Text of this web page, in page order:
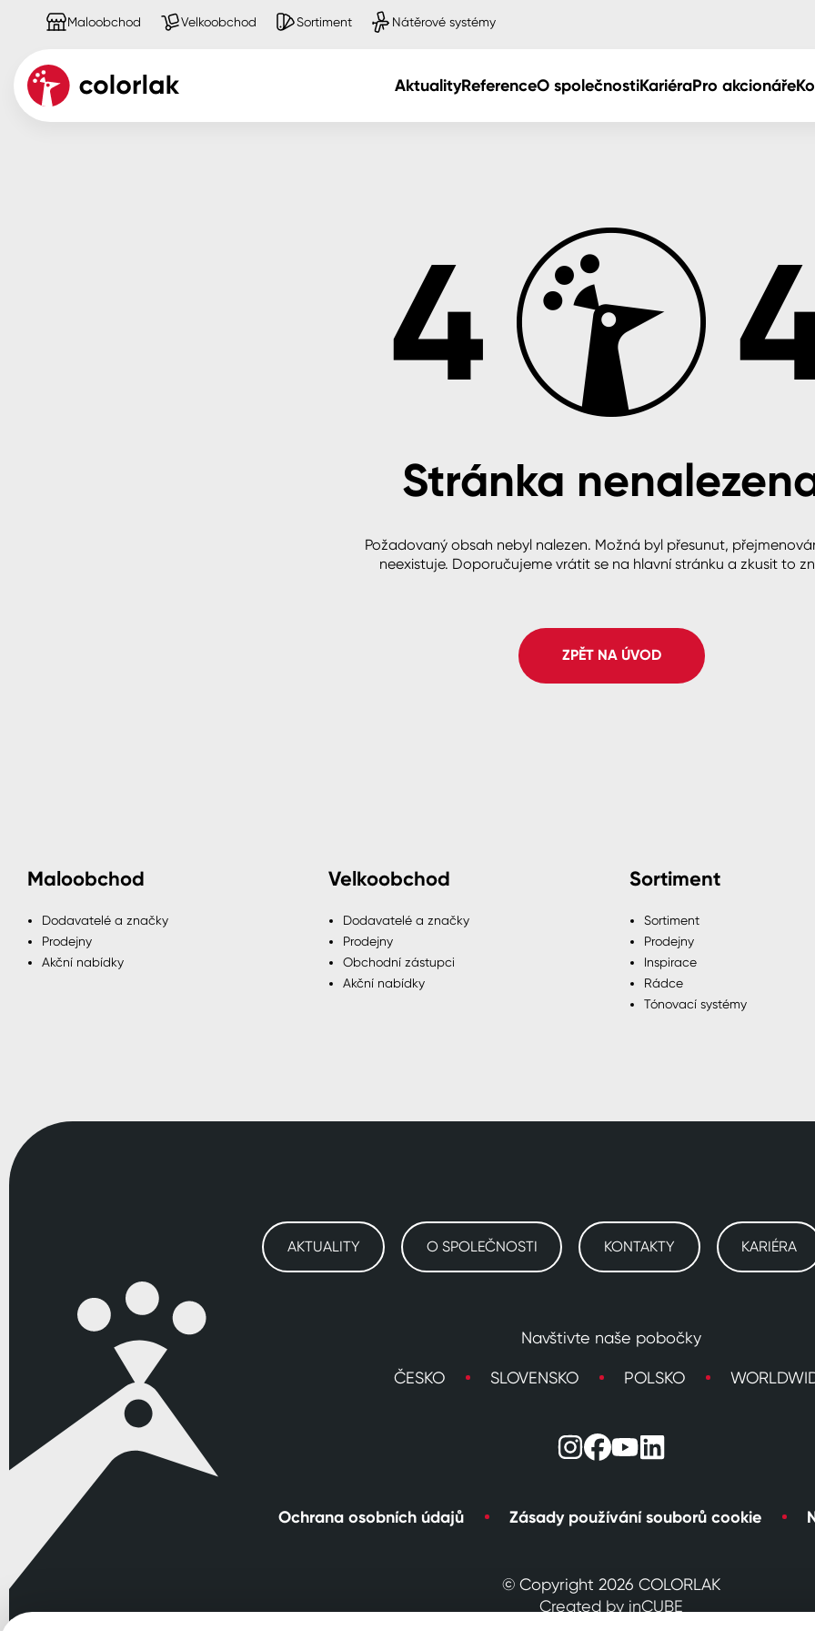
Maloobchod Velkoobchod Sortiment Nátěrové systémy
AktualityReferenceO společnostiKariéraPro akcionáře
Ředidla, tužidla, čističe, technickéStránka
Požadovaný obsah nebyl nalezen. Možná byl přesunut,
neexistuje. Doporučujeme vrátit se na hlavní stránku a zkusit to
ZPĚT NA ÚVOD
Maloobchod
Dodavatelé a značky
Prodejny
Akční nabídky
Velkoobchod
Dodavatelé a značky
Prodejny
Obchodní zástupci
Akční nabídky
Sortiment
Sortiment
Prodejny
Inspirace
Rádce
Tónovací systémy
AKTUALITY O SPOLEČNOSTI KONTAKTY KARIÉRA
Navštivte naše pobočky
ČESKO SLOVENSKO POLSKO
Ochrana osobních údajů Zásady používání souborů cookie
© Copyright 2026 COLORLAK
Created by inCUBE